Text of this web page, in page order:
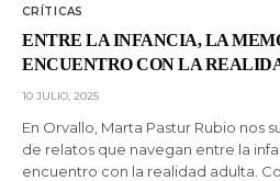
CRÍTICAS
ENTRE LA INFANCIA, LA
ENCUENTRO CON LA
10 JULIO, 2025
En Orvallo, Marta Pastur Rubio nos
de relatos que navegan entre la
encuentro con la realidad adulta.